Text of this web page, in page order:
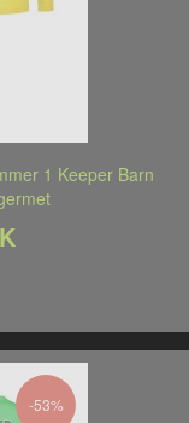
1 Keeper Barn
-53%